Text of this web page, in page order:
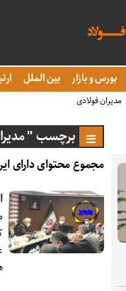
بورس و بازار بین الملل
مدیران فولادى
برچسب "
مجموع محتوای دارای